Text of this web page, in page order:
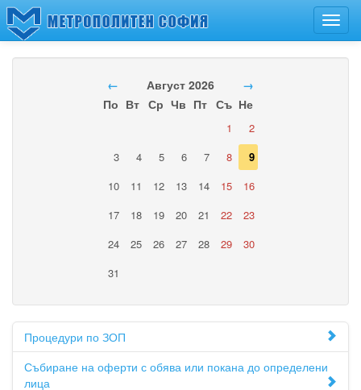
← Август 2026
→
По Вт Ср Чв Пт Съ Не
1
2
3
4 5 6 7 8
9
10
11 12 13 14 15
16
17
18 19 20 21 22
23
24
25 26 27 28 29
30
31
Процедури по ЗОП
Събиране на оферти с обява или покана до определени
лица